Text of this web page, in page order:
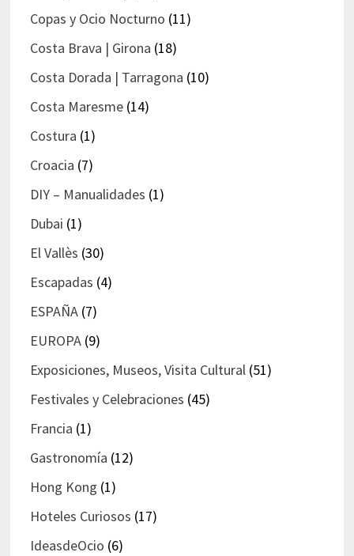
Copas y Ocio Nocturno (11)
Costa Brava | Girona (18)
Costa Dorada | Tarragona (10)
Costa Maresme(14)
Costura (1)
Croacia (7)
DIY – Manualidades (1)
Dubai (1)
El Vallès (30)
Escapadas (4)
ESPAÑA(7)
EUROPA(9)
Exposiciones, Museos, Visita Cultural(51)
Festivales y Celebraciones (45)
Francia (1)
Gastronomía (12)
Hong Kong (1)
Hoteles Curiosos (17)
IdeasdeOcio (6)